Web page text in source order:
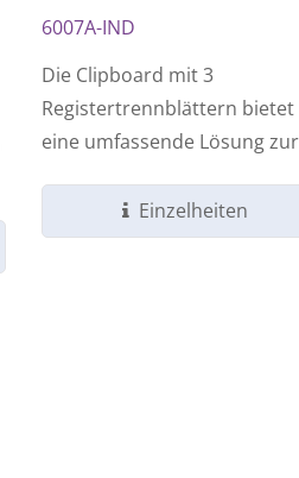
6007A-IND
Die Clipboard mit 3
Registertrennblättern bietet
eine umfassende Lösung zur
Einzelheiten